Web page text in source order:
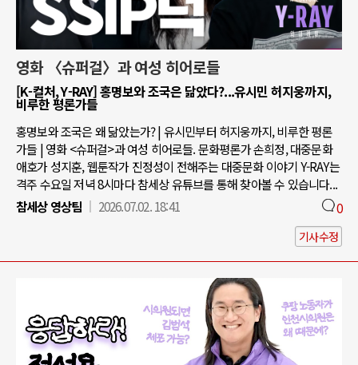
영화 〈슈퍼걸〉과 여성 히어로들
[K-컬처, Y-RAY] 홍명보와 조국은 닮았다?...유시민 허지웅까지,
비루한 평론가들
홍명보와 조국은 왜 닮았는가? | 유시민부터 허지웅까지, 비루한 평론
가들 | 영화 <슈퍼걸>과 여성 히어로들. 문화평론가 손희정, 대중문화
애호가 성지훈, 웹툰작가 진정성이 전해주는 대중문화 이야기 Y-RAY는
격주 수요일 저녁 8시마다 참세상 유튜브를 통해 찾아볼 수 있습니다...
참세상 영상팀
2026.07.02. 18:41 0
기사수정